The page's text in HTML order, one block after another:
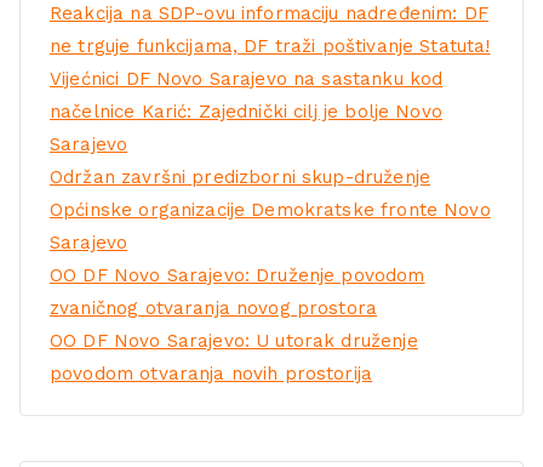
Reakcija na SDP-ovu informaciju nadređenim: DF
ne trguje funkcijama, DF traži poštivanje Statuta!
Vijećnici DF Novo Sarajevo na sastanku kod
načelnice Karić: Zajednički cilj je bolje Novo
Sarajevo
Održan završni predizborni skup-druženje
Općinske organizacije Demokratske fronte Novo
Sarajevo
OO DF Novo Sarajevo: Druženje povodom
zvaničnog otvaranja novog prostora
OO DF Novo Sarajevo: U utorak druženje
povodom otvaranja novih prostorija